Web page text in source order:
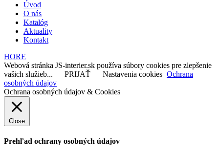
Úvod
O nás
Katalóg
Aktuality
Kontakt
HORE
Webová stránka JS-interier.sk používa súbory cookies pre zlepšenie
vašich služieb...
PRIJAŤ Nastavenia cookies Ochrana
osobných údajov
Ochrana osobných údajov & Cookies
Close
Prehľad ochrany osobných údajov